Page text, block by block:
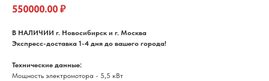
550000.00 ₽
В НАЛИЧИИ г. Новосибирск и г. Москва
Экспресс-доставка 1-4 дня до вашего города!
Технические данные:
Мощность электромотора - 5,5 кВт